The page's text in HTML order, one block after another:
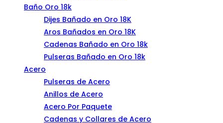
Baño Oro 18k
Dijes Bañado en Oro 18K
Aros Bañados en Oro 18K
Cadenas Bañado en Oro 18k
Pulseras Bañado en Oro 18k
Acero
Pulseras de Acero
Anillos de Acero
Acero Por Paquete
Cadenas y Collares de Acero